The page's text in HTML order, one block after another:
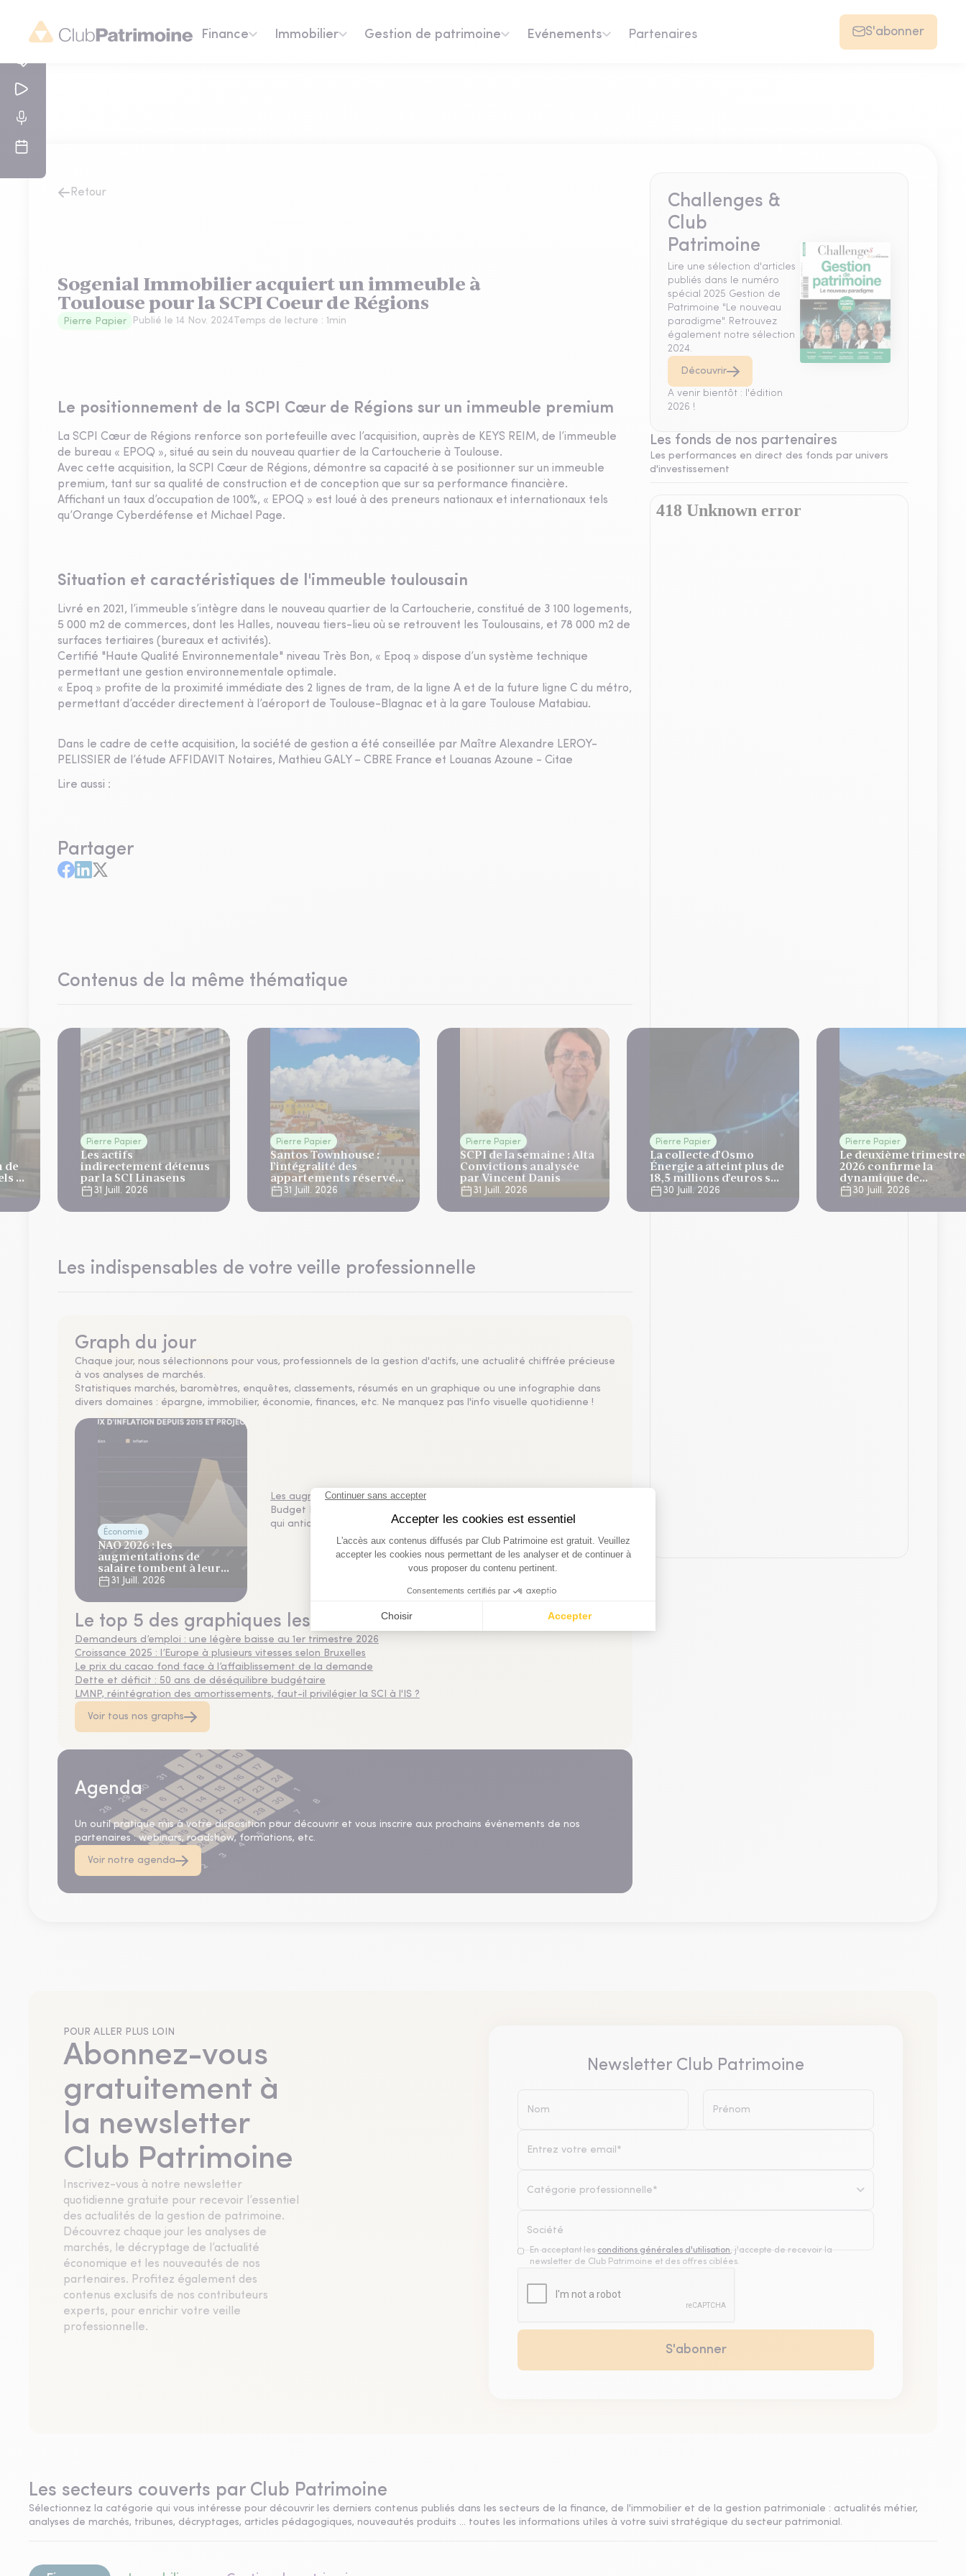
Finance Immobilier Gestion de patrimoine Evénements Partenaires S'abonner
Retour
Sogenial Immobilier acquiert un immeuble à
Toulouse pour la SCPI Coeur de Régions
Pierre Papier Publié le 14 Nov. 2024Temps de lecture : 1min
Le positionnement de la SCPI Cœur de Régions sur un immeuble premium
La SCPI Cœur de Régions renforce son portefeuille avec l’acquisition, auprès de KEYS REIM, de l’immeuble
de bureau « EPOQ », situé au sein du nouveau quartier de la Cartoucherie à Toulouse.
Avec cette acquisition, la SCPI Cœur de Régions, démontre sa capacité à se positionner sur un immeuble
premium, tant sur sa qualité de construction et de conception que sur sa performance financière.
Affichant un taux d’occupation de 100%, « EPOQ » est loué à des preneurs nationaux et internationaux tels
qu’Orange Cyberdéfense et Michael Page.
Situation et caractéristiques de l'immeuble toulousain
Livré en 2021, l’immeuble s’intègre dans le nouveau quartier de la Cartoucherie, constitué de 3 100 logements,
5 000 m2 de commerces, dont les Halles, nouveau tiers-lieu où se retrouvent les Toulousains, et 78 000 m2 de
surfaces tertiaires (bureaux et activités).
Certifié "Haute Qualité Environnementale" niveau Très Bon, « Epoq » dispose d’un système technique
permettant une gestion environnementale optimale.
« Epoq » profite de la proximité immédiate des 2 lignes de tram, de la ligne A et de la future ligne C du métro,
permettant d’accéder directement à l’aéroport de Toulouse-Blagnac et à la gare Toulouse Matabiau.
Dans le cadre de cette acquisition, la société de gestion a été conseillée par Maître Alexandre LEROY-
PELISSIER de l’étude AFFIDAVIT Notaires, Mathieu GALY – CBRE France et Louanas Azoune - Citae
Lire aussi :
Partager
Contenus de la même thématique
de
4
Pierre Papier
Les actifs
indirectement détenus
par la SCI Linasens
31 Juill. 2026
Pierre Papier
Santos Townhouse :
l’intégralité des
appartements réservés
à Lisbonne
31 Juill. 2026
Pierre Papier
SCPI de la semaine : Alta
Convictions analysée
par Vincent Danis
31 Juill. 2026
Pierre Papier
La collecte d’Osmo
Énergie a atteint plus de
18,5 millions d’euros sur
le T230 Juill. 2026
Pierre Papier
Le deuxième trimestre
2026 confirme la
dynamique de
développement
d'Elevation Tertiom
30 Juill. 2026
Les indispensables de votre veille professionnelle
Graph du jour
Chaque jour, nous sélectionnons pour vous, professionnels de la gestion d'actifs, une actualité chiffrée précieuse
à vos analyses de marchés.
Statistiques marchés, baromètres, enquêtes, classements, résumés en un graphique ou une infographie dans
divers domaines : épargne, immobilier, économie, finances, etc. Ne manquez pas l'info visuelle quotidienne !
Économie
NAO 2026 : les
augmentations de
salaire tombent à leur
plus bas niveau depuis 4
ans
31 Juill. 2026
Les augmentations de salaire au plus bas depuis 4 ans
Budget NAO 2026 à 2%, un plus bas depuis 2021 selon Mercer France,
qui anticipe un rebond à 2,5% pour les négociations 2027.
Le top 5 des graphiques les plus consultés
Demandeurs d’emploi : une légère baisse au 1er trimestre 2026
Croissance 2025 : l’Europe à plusieurs vitesses selon Bruxelles
Le prix du cacao fond face à l’affaiblissement de la demande
Dette et déficit : 50 ans de déséquilibre budgétaire
LMNP, réintégration des amortissements, faut-il privilégier la SCI à l'IS ?
Voir tous nos graphs
Agenda
Un outil pratique mis à votre disposition pour découvrir et vous inscrire aux prochains événements de nos
partenaires : webinars, roadshow, formations, etc.
Voir notre agenda
Challenges &
Club
Patrimoine
Lire une sélection d'articles
publiés dans le numéro
spécial 2025 Gestion de
Patrimoine "Le nouveau
paradigme". Retrouvez
également notre sélection
2024.
Découvrir
A venir bientôt : l'édition
2026 !
Les fonds de nos partenaires
Les performances en direct des fonds par univers
d'investissement
POUR ALLER PLUS LOIN
Abonnez-vous
gratuitement à
la newsletter
Club Patrimoine
Inscrivez-vous à notre newsletter
quotidienne gratuite pour recevoir l’essentiel
des actualités de la gestion de patrimoine.
Découvrez chaque jour les analyses de
marchés, le décryptage de l’actualité
économique et les nouveautés de nos
partenaires. Profitez également des
contenus exclusifs de nos contributeurs
experts, pour enrichir votre veille
professionnelle.
Newsletter Club Patrimoine
Catégorie professionnelle*
En acceptant les conditions générales d'utilisation, j'accepte de recevoir la
newsletter de Club Patrimoine et des offres ciblées.
Les secteurs couverts par Club Patrimoine
Sélectionnez la catégorie qui vous intéresse pour découvrir les derniers contenus publiés dans les secteurs de la finance, de l'immobilier et de la gestion patrimoniale : actualités métier,
analyses de marchés, tribunes, décryptages, articles pédagogiques, nouveautés produits ... toutes les informations utiles à votre suivi stratégique du secteur patrimonial.